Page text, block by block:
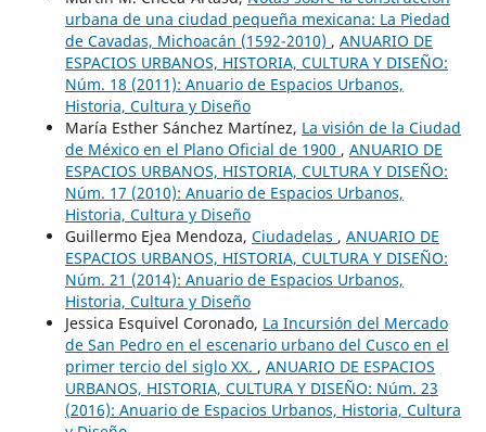
urbana de una ciudad pequeña mexicana: La Piedad
de Cavadas, Michoacán (1592-2010) , ANUARIO DE
ESPACIOS URBANOS, HISTORIA, CULTURA Y DISEÑO:
Núm. 18 (2011): Anuario de Espacios Urbanos,
Historia, Cultura y Diseño
María Esther Sánchez Martínez, La visión de la Ciudad
de México en el Plano Oficial de 1900 , ANUARIO DE
ESPACIOS URBANOS, HISTORIA, CULTURA Y DISEÑO:
Núm. 17 (2010): Anuario de Espacios Urbanos,
Historia, Cultura y Diseño
Guillermo Ejea Mendoza, Ciudadelas , ANUARIO DE
ESPACIOS URBANOS, HISTORIA, CULTURA Y DISEÑO:
Núm. 21 (2014): Anuario de Espacios Urbanos,
Historia, Cultura y Diseño
Jessica Esquivel Coronado, La Incursión del Mercado
de San Pedro en el escenario urbano del Cusco en el
primer tercio del siglo XX. , ANUARIO DE ESPACIOS
URBANOS, HISTORIA, CULTURA Y DISEÑO: Núm. 23
(2016): Anuario de Espacios Urbanos, Historia, Cultura